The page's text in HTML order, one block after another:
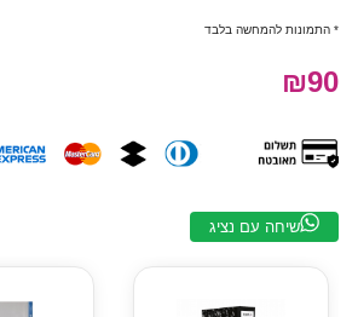
* התמונות להמחשה בלבד
₪90
שיחה עם נציג